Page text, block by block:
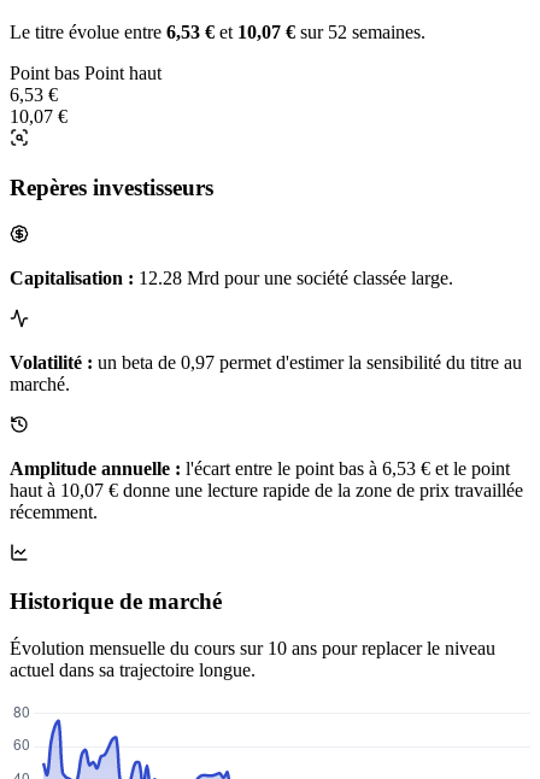
Le titre évolue entre 6,53 € et 10,07 € sur 52 semaines.
Point bas Point haut
6,53 €
10,07 €
Repères investisseurs
Capitalisation : 12.28 Mrd pour une société classée large.
Volatilité : un beta de 0,97 permet d'estimer la sensibilité du titre au
marché.
Amplitude annuelle : l'écart entre le point bas à 6,53 € et le point
haut à 10,07 € donne une lecture rapide de la zone de prix travaillée
récemment.
Historique de marché
Évolution mensuelle du cours sur 10 ans pour replacer le niveau
actuel dans sa trajectoire longue.